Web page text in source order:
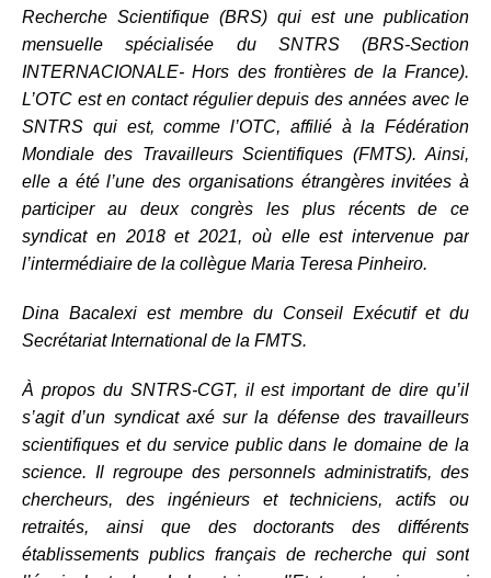
Recherche Scientifique (BRS) qui est une publication
mensuelle spécialisée du SNTRS (BRS-Section
INTERNACIONALE- Hors des frontières de la France).
L’OTC est en contact régulier depuis des années avec le
SNTRS qui est, comme l’OTC, affilié à la Fédération
Mondiale des Travailleurs Scientifiques (FMTS). Ainsi,
elle a été l’une des organisations étrangères invitées à
participer au deux congrès les plus récents de ce
syndicat en 2018 et 2021, où elle est intervenue par
l’intermédiaire de la collègue Maria Teresa Pinheiro.
Dina Bacalexi est membre du Conseil Exécutif et du
Secrétariat International de la FMTS.
À propos du SNTRS-CGT, il est important de dire qu’il
s’agit d’un syndicat axé sur la défense des travailleurs
scientifiques et du service public dans le domaine de la
science. Il regroupe des personnels administratifs, des
chercheurs, des ingénieurs et techniciens, actifs ou
retraités, ainsi que des doctorants des différents
établissements publics français de recherche qui sont